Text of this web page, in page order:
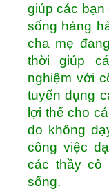
giúp các bạn
sống hàng
cha mẹ
thời giúp
nghiệm với
tuyển dụng
lợi thế cho
do không
công việc
các thầy cô
sống.